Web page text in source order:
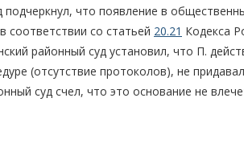
подчеркнул, что появление в
соответствии со статьей 20.21 Кодекса
районный суд установил, что П.
(отсутствие протоколов), не
суд счел, что это основание не